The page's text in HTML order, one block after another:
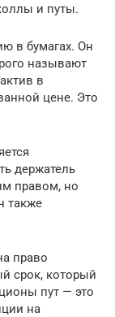
и путы.
в бумагах. Он
называют
в
цене. Это
держатель
правом, но
также
право
срок, который
пут — это
на